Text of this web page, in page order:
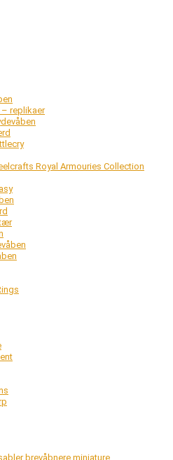
replikaer
Royal Armouries Collection
brevåbnere miniature